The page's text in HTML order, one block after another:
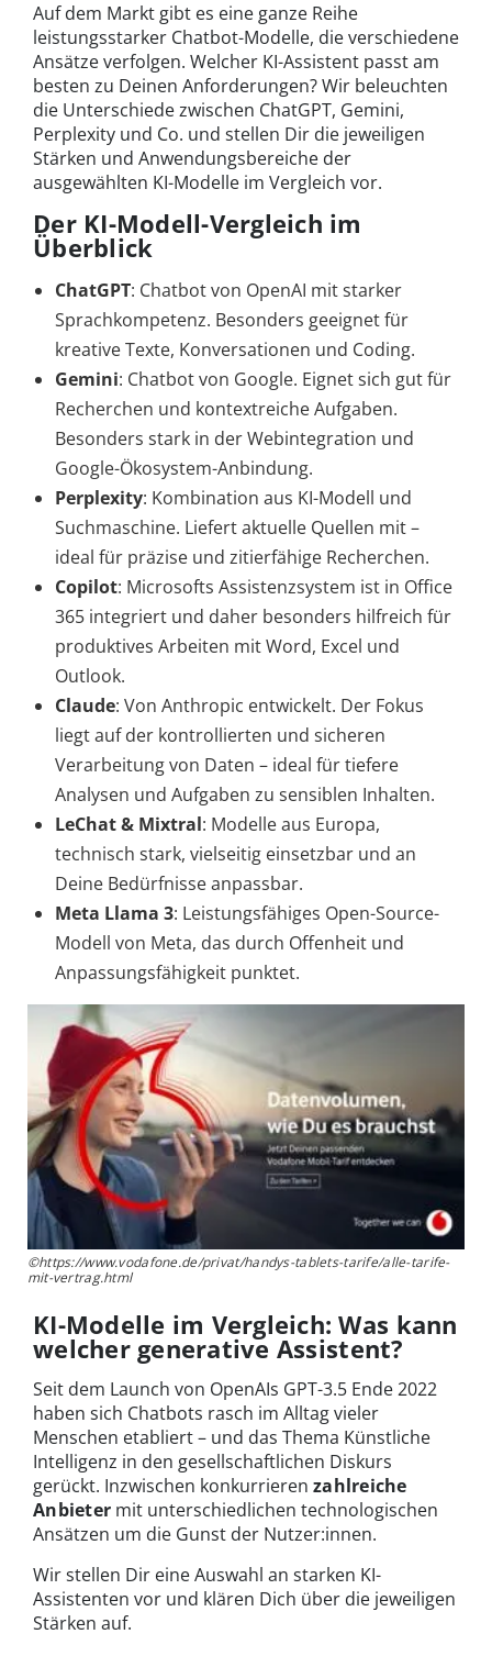
Auf dem Markt gibt es eine ganze Reihe
leistungsstarker Chatbot-Modelle, die verschiedene
Ansätze verfolgen. Welcher KI-Assistent passt am
besten zu Deinen Anforderungen? Wir beleuchten
die Unterschiede zwischen ChatGPT, Gemini,
Perplexity und Co. und stellen Dir die jeweiligen
Stärken und Anwendungsbereiche der
ausgewählten KI-Modelle im Vergleich vor.
Der KI-Modell-Vergleich im
Überblick
ChatGPT: Chatbot von OpenAI mit starker
Sprachkompetenz. Besonders geeignet für
kreative Texte, Konversationen und Coding.
Gemini: Chatbot von Google. Eignet sich gut für
Recherchen und kontextreiche Aufgaben.
Besonders stark in der Webintegration und
Google-Ökosystem-Anbindung.
Perplexity: Kombination aus KI-Modell und
Suchmaschine. Liefert aktuelle Quellen mit –
ideal für präzise und zitierfähige Recherchen.
Copilot: Microsofts Assistenzsystem ist in Office
365 integriert und daher besonders hilfreich für
produktives Arbeiten mit Word, Excel und
Outlook.
Claude: Von Anthropic entwickelt. Der Fokus
liegt auf der kontrollierten und sicheren
Verarbeitung von Daten – ideal für tiefere
Analysen und Aufgaben zu sensiblen Inhalten.
LeChat & Mixtral: Modelle aus Europa,
technisch stark, vielseitig einsetzbar und an
Deine Bedürfnisse anpassbar.
Meta Llama 3: Leistungsfähiges Open-Source-
Modell von Meta, das durch Offenheit und
Anpassungsfähigkeit punktet.
©https://www.vodafone.de/privat/handys-tablets-tarife/alle-tarife-
mit-vertrag.html
KI-Modelle im Vergleich: Was kann
welcher generative Assistent?
Seit dem Launch von OpenAIs GPT-3.5 Ende 2022
haben sich Chatbots rasch im Alltag vieler
Menschen etabliert – und das Thema Künstliche
Intelligenz in den gesellschaftlichen Diskurs
gerückt. Inzwischen konkurrieren zahlreiche
Anbieter mit unterschiedlichen technologischen
Ansätzen um die Gunst der Nutzer:innen.
Wir stellen Dir eine Auswahl an starken KI-
Assistenten vor und klären Dich über die jeweiligen
Stärken auf.